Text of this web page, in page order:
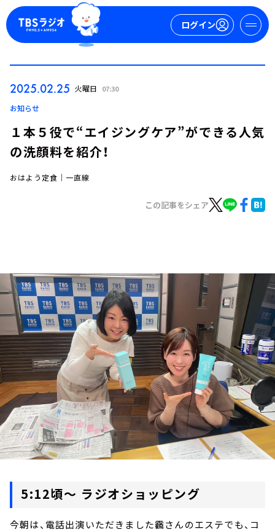
ログイン
お知らせ
イベント・グッズ
YouTube
会社情報
2025.02.25 火曜日 07:30
お知らせ
１本５役で“エイジングケア”ができる人気
の洗顔料を紹介！
おはよう定食｜一直線
この記事をシェア
5:12頃～ ラジオショッピング
今朝は、電話出演いただきました靏さんのエステでも、コ